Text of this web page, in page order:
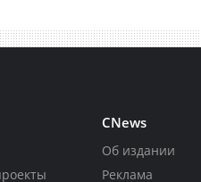
CNews
Об издании
Реклама